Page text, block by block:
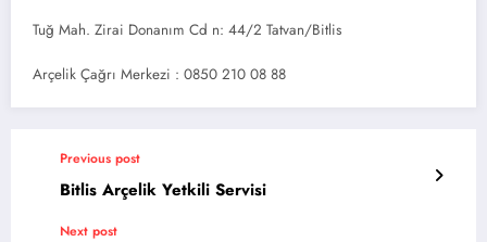
Tuğ Mah. Zirai Donanım Cd n: 44/2 Tatvan/Bitlis
Arçelik Çağrı Merkezi : 0850 210 08 88
Previous post
Bitlis Arçelik Yetkili Servisi
Next post